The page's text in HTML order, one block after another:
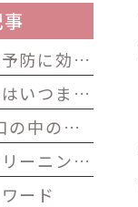
虫歯や歯周病の予防に効果的なセルフケアは？歯科衛生士によるプロフェッショナルも必要な理由
矯正装置の痛みはいつまで続く？原因と今すぐできる5つの対処法
様子見はNG？口の中のサインでわかる歯科受診のタイミング
痛くない歯のクリーニングGBT！EMS社エアフロープロフィラキシスマスターの効果と費用相場を解説
ード